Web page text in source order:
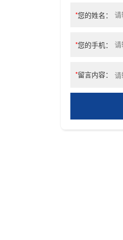
*您的姓名：
*您的手机：
*留言内容：